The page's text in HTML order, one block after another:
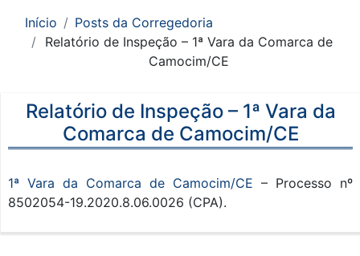
Início
Posts da Corregedoria
Relatório de Inspeção – 1ª Vara da Comarca de
Camocim/CE
Relatório de Inspeção – 1ª Vara da
Comarca de Camocim/CE
1ª Vara da Comarca de Camocim/CE – Processo nº
8502054-19.2020.8.06.0026 (CPA).